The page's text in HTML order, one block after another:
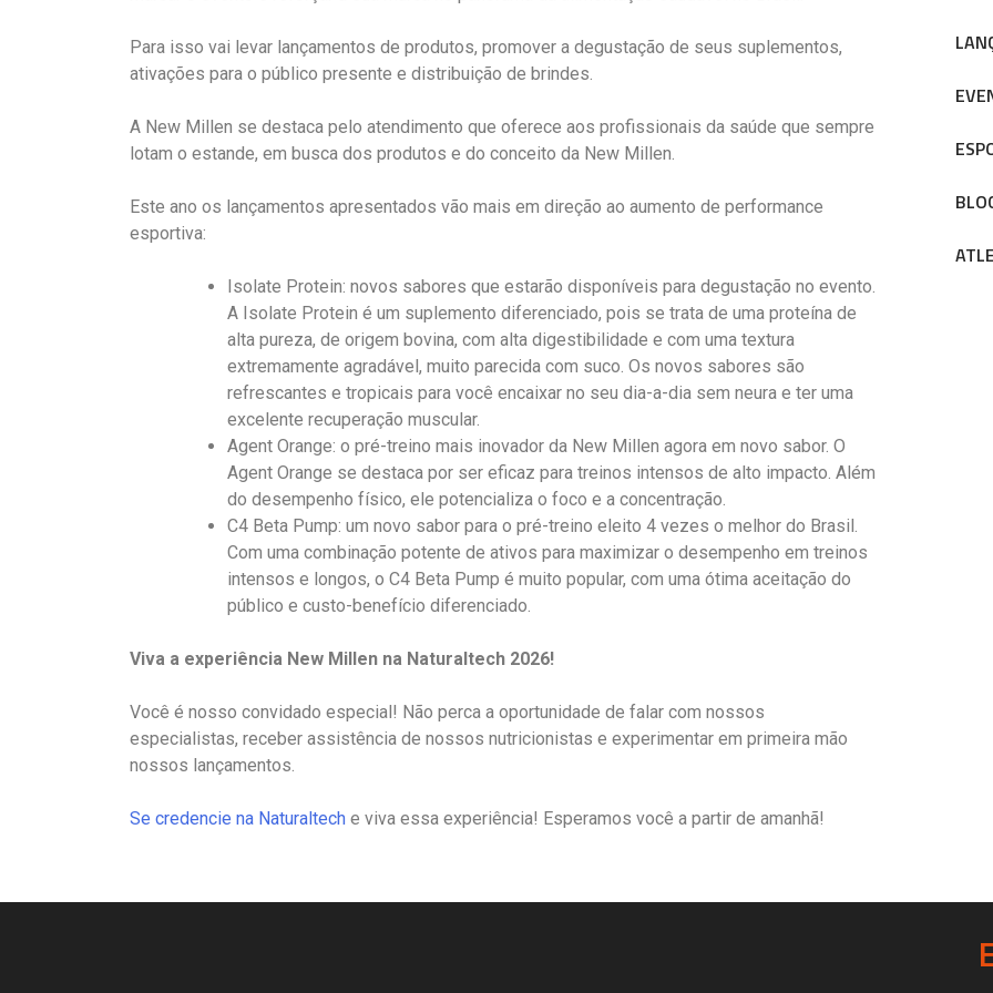
Para isso vai levar lançamentos de produtos, promover a degustação de seus suplementos,
ativações para o público presente e distribuição de brindes.
A New Millen se destaca pelo atendimento que oferece aos profissionais da saúde que sempre
lotam o estande, em busca dos produtos e do conceito da New Millen.
Este ano os lançamentos apresentados vão mais em direção ao aumento de performance
esportiva:
Isolate Protein: novos sabores que estarão disponíveis para degustação no evento.
A Isolate Protein é um suplemento diferenciado, pois se trata de uma proteína de
alta pureza, de origem bovina, com alta digestibilidade e com uma textura
extremamente agradável, muito parecida com suco. Os novos sabores são
refrescantes e tropicais para você encaixar no seu dia-a-dia sem neura e ter uma
excelente recuperação muscular.
Agent Orange: o pré-treino mais inovador da New Millen agora em novo sabor. O
Agent Orange se destaca por ser eficaz para treinos intensos de alto impacto. Além
do desempenho físico, ele potencializa o foco e a concentração.
C4 Beta Pump: um novo sabor para o pré-treino eleito 4 vezes o melhor do Brasil.
Com uma combinação potente de ativos para maximizar o desempenho em treinos
intensos e longos, o C4 Beta Pump é muito popular, com uma ótima aceitação do
público e custo-benefício diferenciado.
Viva a experiência New Millen na Naturaltech 2026!
Você é nosso convidado especial! Não perca a oportunidade de falar com nossos
especialistas, receber assistência de nossos nutricionistas e experimentar em primeira mão
nossos lançamentos.
Se credencie na Naturaltech e viva essa experiência! Esperamos você a partir de amanhã!